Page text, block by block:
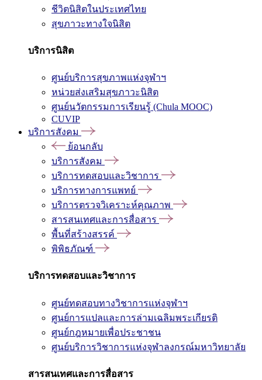
ชีวิตนิสิตในประเทศไทย
สุขภาวะทางใจนิสิต
บริการนิสิต
ศูนย์บริการสุขภาพแห่งจุฬาฯ
หน่วยส่งเสริมสุขภาวะนิสิต
ศูนย์นวัตกรรมการเรียนรู้ (Chula MOOC)
CUVIP
บริการสังคม
ย้อนกลับ
บริการสังคม
บริการทดสอบและวิชาการ
บริการทางการแพทย์
บริการตรวจวิเคราะห์คุณภาพ
สารสนเทศและการสื่อสาร
พื้นที่สร้างสรรค์
พิพิธภัณฑ์
บริการทดสอบและวิชาการ
ศูนย์ทดสอบทางวิชาการแห่งจุฬาฯ
ศูนย์การแปลและการล่ามเฉลิมพระเกียรติ
ศูนย์กฎหมายเพื่อประชาชน
ศูนย์บริการวิชาการแห่งจุฬาลงกรณ์มหาวิทยาลัย
สารสนเทศและการสื่อสาร